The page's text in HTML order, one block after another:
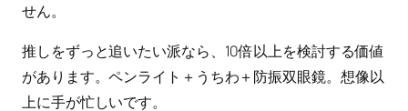
せん。
推しをずっと追いたい派なら、10倍以上を検討する価値
があります。ペンライト＋うちわ＋防振双眼鏡。想像以
上に手が忙しいです。